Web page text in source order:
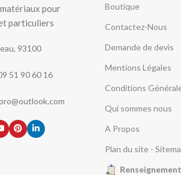
pour
particuliers
93100
51 90 60 16
Boutique
Contactez-Nous
Demande de devis
Mentions Légales
Conditions
Qui sommes nous
A Propos
Plan du site -